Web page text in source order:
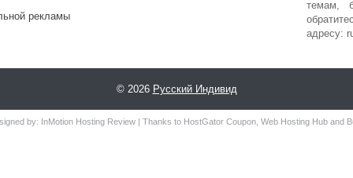
рекламы
темам,
адресу:
© 2026 Русский Индивид
by: InMotion Hosting Review| Thanks to HostGator Coupon, Web Hosting Huband